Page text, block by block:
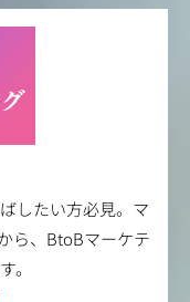
したい方必見。マ
ら、BtoBマーケテ
。